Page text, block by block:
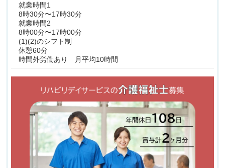
就業時間1
8時30分〜17時30分
就業時間2
8時00分〜17時00分
(1)(2)のシフト制
休憩60分
時間外労働あり 月平均10時間